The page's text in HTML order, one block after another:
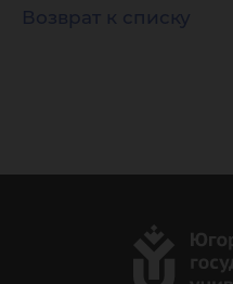
Возврат к списку